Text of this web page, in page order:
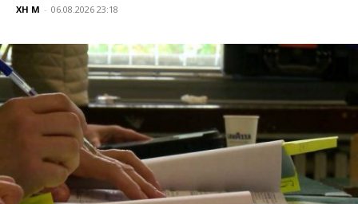
XH M - 06.08.2026 23:18